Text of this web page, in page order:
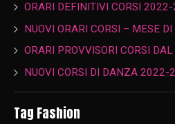
ORARI DEFINITIVI CORSI
NUOVI ORARI CORSI – MESE
ORARI PROVVISORI CORSI
NUOVI CORSI DI DANZA 2022-
Tag Fashion